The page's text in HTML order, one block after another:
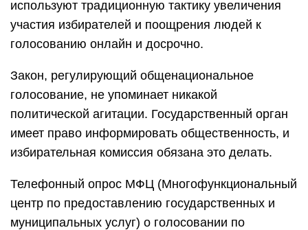
используют традиционную тактику увеличения
участия избирателей и поощрения людей к
голосованию онлайн и досрочно.
Закон, регулирующий общенациональное
голосование, не упоминает никакой
политической агитации. Государственный орган
имеет право информировать общественность, и
избирательная комиссия обязана это делать.
Телефонный опрос МФЦ (Многофункциональный
центр по предоставлению государственных и
муниципальных услуг) о голосовании по